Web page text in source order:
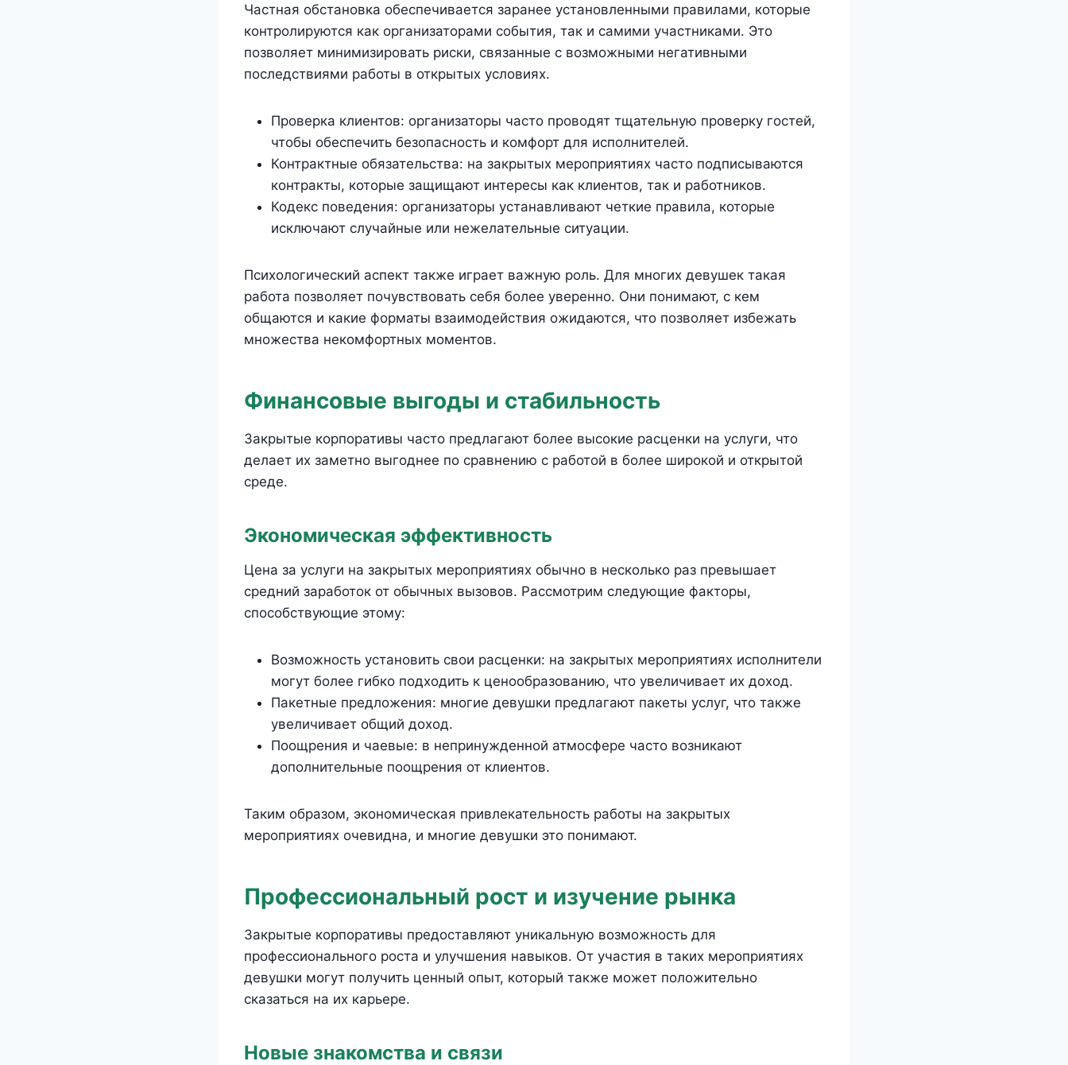
Частная обстановка обеспечивается заранее установленными правилами, которые
контролируются как организаторами события, так и самими участниками. Это
позволяет минимизировать риски, связанные с возможными негативными
последствиями работы в открытых условиях.
Проверка клиентов: организаторы часто проводят тщательную проверку гостей,
чтобы обеспечить безопасность и комфорт для исполнителей.
Контрактные обязательства: на закрытых мероприятиях часто подписываются
контракты, которые защищают интересы как клиентов, так и работников.
Кодекс поведения: организаторы устанавливают четкие правила, которые
исключают случайные или нежелательные ситуации.
Психологический аспект также играет важную роль. Для многих девушек такая
работа позволяет почувствовать себя более уверенно. Они понимают, с кем
общаются и какие форматы взаимодействия ожидаются, что позволяет избежать
множества некомфортных моментов.
Финансовые выгоды и стабильность
Закрытые корпоративы часто предлагают более высокие расценки на услуги, что
делает их заметно выгоднее по сравнению с работой в более широкой и открытой
среде.
Экономическая эффективность
Цена за услуги на закрытых мероприятиях обычно в несколько раз превышает
средний заработок от обычных вызовов. Рассмотрим следующие факторы,
способствующие этому:
Возможность установить свои расценки: на закрытых мероприятиях исполнители
могут более гибко подходить к ценообразованию, что увеличивает их доход.
Пакетные предложения: многие девушки предлагают пакеты услуг, что также
увеличивает общий доход.
Поощрения и чаевые: в непринужденной атмосфере часто возникают
дополнительные поощрения от клиентов.
Таким образом, экономическая привлекательность работы на закрытых
мероприятиях очевидна, и многие девушки это понимают.
Профессиональный рост и изучение рынка
Закрытые корпоративы предоставляют уникальную возможность для
профессионального роста и улучшения навыков. От участия в таких мероприятиях
девушки могут получить ценный опыт, который также может положительно
сказаться на их карьере.
Новые знакомства и связи